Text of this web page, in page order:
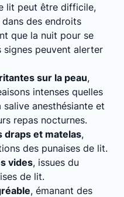
lit peut être difficile,
des endroits
que la nuit pour se
signes peuvent alerter
sur la peau,
intenses quelles
anesthésiante et
repas nocturnes.
draps et matelas,
des punaises de lit.
vides, issues du
de lit.
, émanant des